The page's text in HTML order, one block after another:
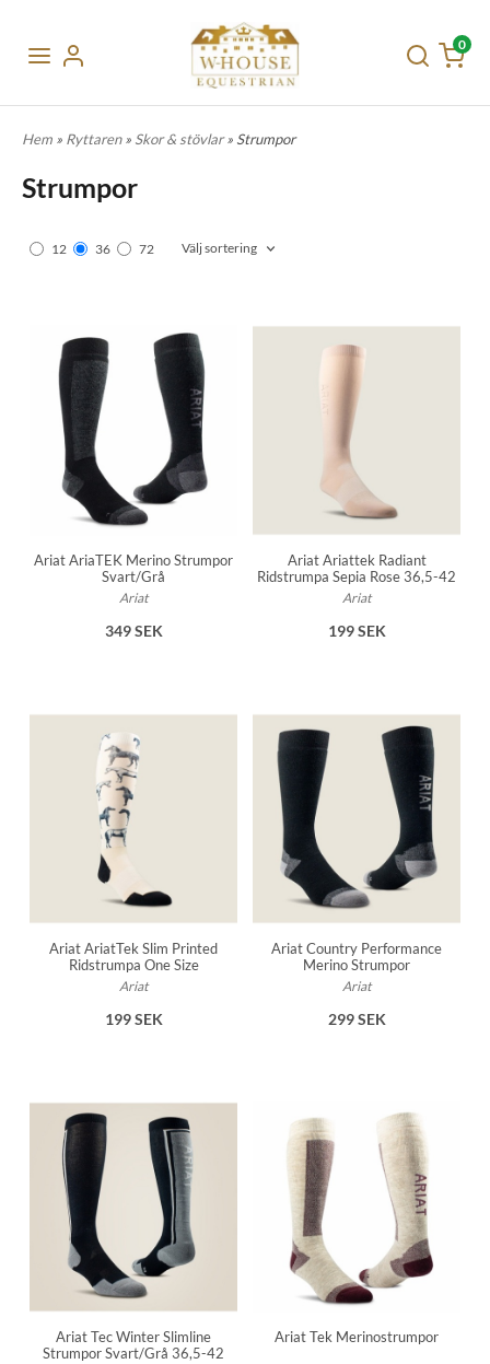
0
Hem » Ryttaren» Skor & stövlar» Strumpor
Strumpor
12 36 72 Välj sortering
Ariat AriaTEK Merino Strumpor
Svart/Grå
Ariat
349 SEK
Ariat Ariattek Radiant
Ridstrumpa Sepia Rose 36,5-42
Ariat
199 SEK
Ariat AriatTek Slim Printed
Ridstrumpa One Size
Ariat
199 SEK
Ariat Country Performance
Merino Strumpor
Ariat
299 SEK
Ariat Tec Winter Slimline
Strumpor Svart/Grå 36,5-42
Ariat Tek Merinostrumpor